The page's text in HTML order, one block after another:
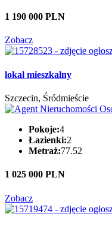
1 190 000 PLN
Zobacz
lokal mieszkalny
Szczecin, Śródmieście
Pokoje:4
Łazienki:2
Metraż:77.52
1 025 000 PLN
Zobacz